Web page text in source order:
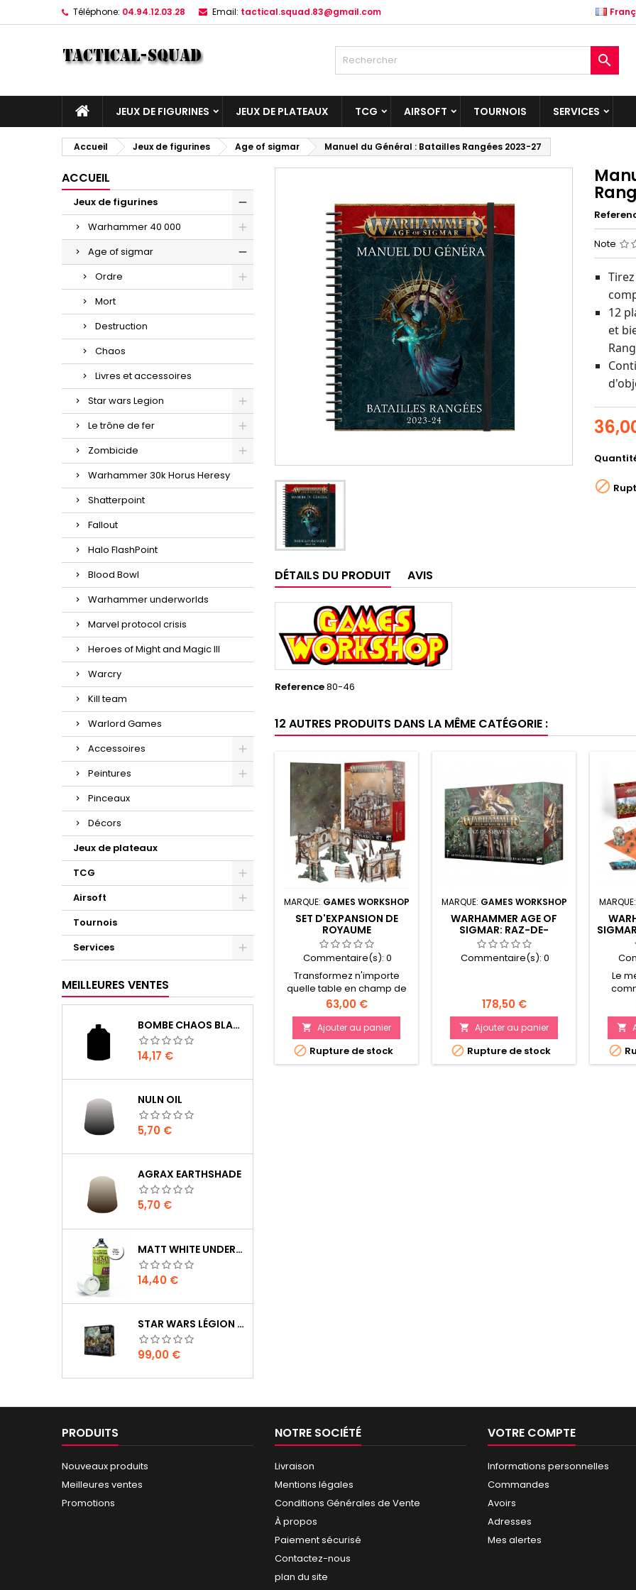
Téléphone: 04.94.12.03.28 Email: tactical.squad.83@gmail.com

JEUX DE FIGURINES JEUX DE PLATEAUX TCG AIRSOFT TOURNOIS SERVICES
Accueil Jeux de figurines Age of sigmar Manuel du Général : Batailles Rangées 2023-27
ACCUEIL
Jeux de figurines
Warhammer 40 000
Age of sigmar
Ordre
Mort
Destruction
Chaos
Livres et accessoires
Star wars Legion
Le trône de fer
Zombicide
Warhammer 30k Horus Heresy
Shatterpoint
Fallout
Halo FlashPoint
Blood Bowl
Warhammer underworlds
Marvel protocol crisis
Heroes of Might and Magic III
Warcry
Kill team
Warlord Games
Accessoires
Peintures
Pinceaux
Décors
Jeux de plateaux
TCG
Airsoft
Tournois
Services
MEILLEURES VENTES
BOMBE CHAOS BLACK
Prix
14,17 €
NULN OIL
Prix
5,70 €
AGRAX EARTHSHADE
Prix
5,70 €
MATT WHITE UNDERCOAT
Prix
14,40 €
STAR WARS LÉGION : BOÎTE DE BASE CLONE WARS
Prix
99,00 €
Note
12
et

DÉTAILS DU PRODUIT AVIS
Reference80-46
12 AUTRES PRODUITS DANS LA MÊME CATÉGORIE :
MARQUE: GAMES WORKSHOP
SET D'EXPANSION DE
ROYAUME
Commentaire(s): 0
Transformez n'importe
quelle table en champ de
bataille! 5 éléments de
décor à emboîter, pas
besoin de colle Parfait pour
commencer ou agrandir
une collection de décor
Prix
63,00 €
 Ajouter au panier
 Rupture de stock
MARQUE: GAMES WORKSHOP
WARHAMMER AGE OF
SIGMAR: RAZ-DE-
SKAVENS (ANGLAIS)
Commentaire(s): 0
Prix
178,50 €
 Ajouter au panier
 Rupture de stock
MARQUE:
Le


PRODUITS
Nouveaux produits
Meilleures ventes
Promotions
NOTRE SOCIÉTÉ
Livraison
Mentions légales
Conditions Générales de Vente
À propos
Paiement sécurisé
Contactez-nous
plan du site
VOTRE COMPTE
Informations personnelles
Commandes
Avoirs
Adresses
Mes alertes